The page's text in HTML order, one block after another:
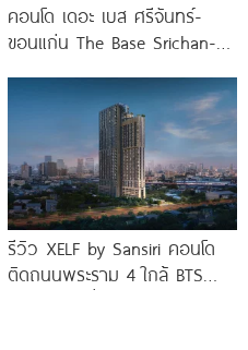
คอนโด เดอะ เบส ศรีจันทร์-
ขอนแก่น The Base Srichan-
ขอนแก่น
รีวิว XELF by Sansiri คอนโด
ติดถนนพระราม 4 ใกล้ BTS